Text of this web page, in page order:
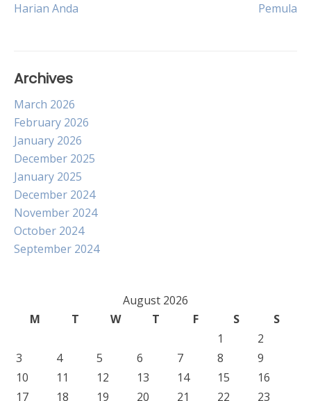
navigation
Harian Anda
Pemula
Archives
March 2026
February 2026
January 2026
December 2025
January 2025
December 2024
November 2024
October 2024
September 2024
August 2026
M
T W T F S
S
1
2
3
4 5 6 7 8
9
10
11 12 13 14 15
16
17
18 19 20 21 22 23